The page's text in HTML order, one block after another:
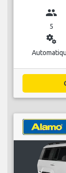
group
5
miscellaneous_services